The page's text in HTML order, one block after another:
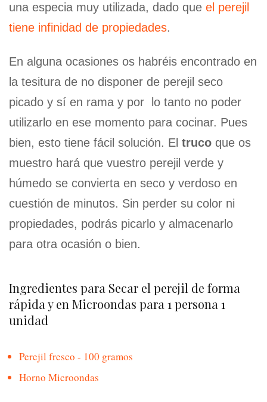
una especia muy utilizada, dado que el perejil
tiene infinidad de propiedades.
En alguna ocasiones os habréis encontrado en
la tesitura de no disponer de perejil seco
picado y sí en rama y por lo tanto no poder
utilizarlo en ese momento para cocinar. Pues
bien, esto tiene fácil solución. El truco que os
muestro hará que vuestro perejil verde y
húmedo se convierta en seco y verdoso en
cuestión de minutos. Sin perder su color ni
propiedades, podrás picarlo y almacenarlo
para otra ocasión o bien.
Ingredientes para Secar el perejil de forma
rápida y en Microondas para 1 persona 1
unidad
Perejil fresco - 100 gramos
Horno Microondas